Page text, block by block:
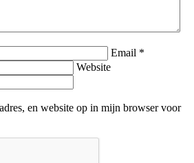
Email *
Website
en website op in mijn browser voor